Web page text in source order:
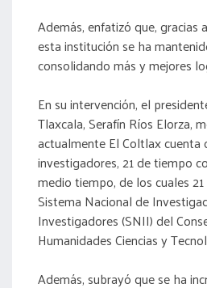
Además, enfatizó que, gracias
esta institución se ha
consolidando más y mejores
En su intervención, el
Tlaxcala, Serafín Ríos Elorza,
actualmente El Coltlax cuenta
investigadores, 21 de tiempo
medio tiempo, de los cuales
Sistema Nacional de
Investigadores (SNII) del
Humanidades Ciencias y
Además, subrayó que se ha